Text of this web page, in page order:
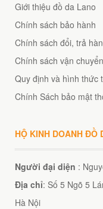
Giới thiệu đồ da Lano
Chính sách bảo hành
Chính sách đổi, trả
Chính sách vận chuyển
Quy định và hình thức
Chính Sách bảo mật
HỘ KINH DOANH ĐỒ
Người đại diện :
Địa chỉ: Số 5 Ngõ 5
Hà Nội